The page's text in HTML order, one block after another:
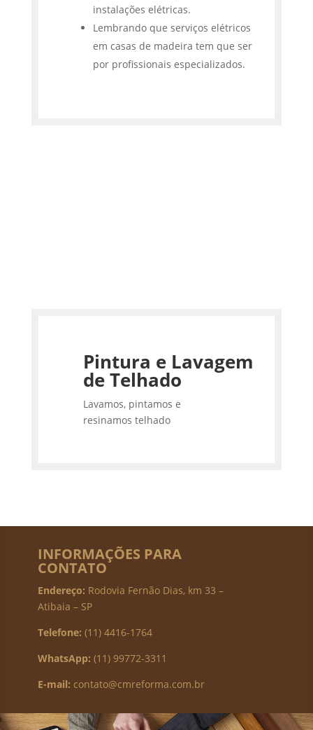
instalações elétricas.
Lembrando que serviços elétricos
em casas de madeira tem que ser
por profissionais especializados.
Pintura e Lavagem
de Telhado
Lavamos, pintamos e
resinamos telhado
INFORMAÇÕES PARA
CONTATO
Endereço: Rodovia Fernão Dias, km 33 –
Atibaia – SP
Telefone: (11) 4416-1764
WhatsApp: (11) 99772-3311
E-mail: contato@cmreforma.com.br